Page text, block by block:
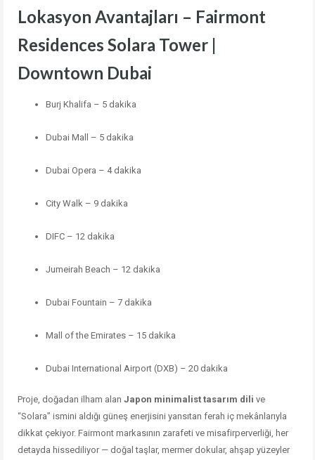
Lokasyon Avantajları – Fairmont
Residences Solara Tower |
Downtown Dubai
Burj Khalifa – 5 dakika
Dubai Mall – 5 dakika
Dubai Opera – 4 dakika
City Walk – 9 dakika
DIFC – 12 dakika
Jumeirah Beach – 12 dakika
Dubai Fountain – 7 dakika
Mall of the Emirates – 15 dakika
Dubai International Airport (DXB) – 20 dakika
Proje, doğadan ilham alan Japon minimalist tasarım dili ve
“Solara” ismini aldığı güneş enerjisini yansıtan ferah iç mekânlarıyla
dikkat çekiyor. Fairmont markasının zarafeti ve misafirperverliği, her
detayda hissediliyor — doğal taşlar, mermer dokular, ahşap yüzeyler